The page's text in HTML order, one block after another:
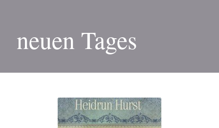
neuen Tages